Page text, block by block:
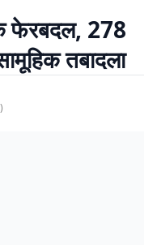
फेरबदल, 278
तबादला